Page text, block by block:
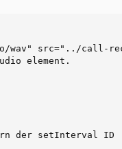
src="../call-
element.
der setInterval ID